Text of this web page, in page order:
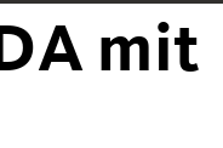
mit